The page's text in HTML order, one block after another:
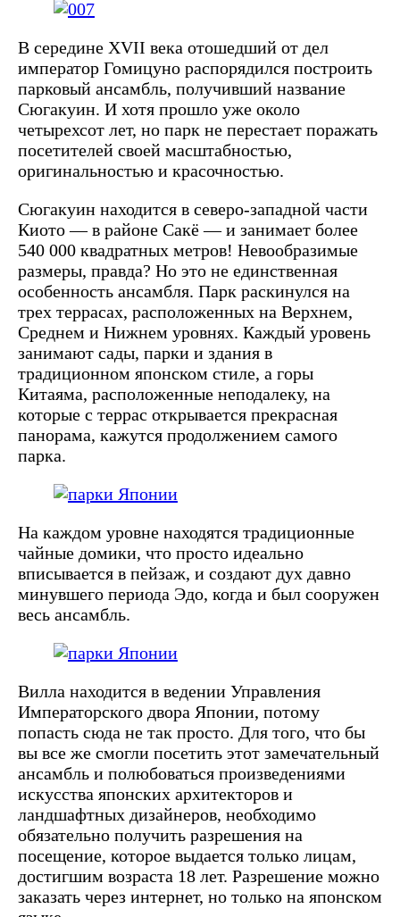
В середине XVII века отошедший от дел
император Гомицуно распорядился построить
парковый ансамбль, получивший название
Сюгакуин. И хотя прошло уже около
четырехсот лет, но парк не перестает поражать
посетителей своей масштабностью,
оригинальностью и красочностью.
Сюгакуин находится в северо-западной части
Киото — в районе Сакё — и занимает более
540 000 квадратных метров! Невообразимые
размеры, правда? Но это не единственная
особенность ансамбля. Парк раскинулся на
трех террасах, расположенных на Верхнем,
Среднем и Нижнем уровнях. Каждый уровень
занимают сады, парки и здания в
традиционном японском стиле, а горы
Китаяма, расположенные неподалеку, на
которые с террас открывается прекрасная
панорама, кажутся продолжением самого
парка.
На каждом уровне находятся традиционные
чайные домики, что просто идеально
вписывается в пейзаж, и создают дух давно
минувшего периода Эдо, когда и был сооружен
весь ансамбль.
Вилла находится в ведении Управления
Императорского двора Японии, потому
попасть сюда не так просто. Для того, что бы
вы все же смогли посетить этот замечательный
ансамбль и полюбоваться произведениями
искусства японских архитекторов и
ландшафтных дизайнеров, необходимо
обязательно получить разрешения на
посещение, которое выдается только лицам,
достигшим возраста 18 лет. Разрешение можно
заказать через интернет, но только на японском